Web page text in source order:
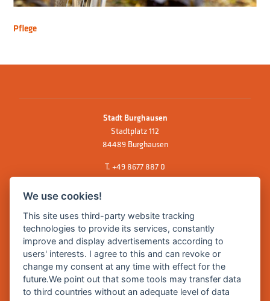
Pflege
Stadt Burghausen
Stadtplatz 112
84489 Burghausen
T. +49 8677 887 0
E Mail:
Zentrale Webseite der Stadt Burghausen:
www.burghausen.de
Burghausen in leichter Sprache
We use cookies!
This site uses third-party website tracking
technologies to provide its services, constantly
improve and display advertisements according to
users' interests. I agree to this and can revoke or
change my consent at any time with effect for the
future.We point out that some tools may transfer data
to third countries without an adequate level of data